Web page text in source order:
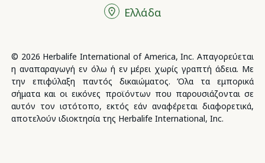
© 2026 Herbalife International of America, Inc. Απαγορεύεται
η αναπαραγωγή εν όλω ή εν μέρει χωρίς γραπτή άδεια. Με
την επιφύλαξη παντός δικαιώματος. Όλα τα εμπορικά
σήματα και οι εικόνες προϊόντων που παρουσιάζονται σε
αυτόν τον ιστότοπο, εκτός εάν αναφέρεται διαφορετικά,
αποτελούν ιδιοκτησία της Herbalife International, Inc.
Ελλάδα